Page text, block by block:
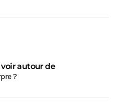
autour de
?